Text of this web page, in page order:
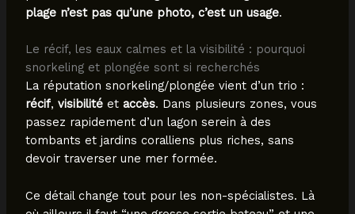
plage n’est pas qu’une photo, c’est un usage.
Le récif, les eaux calmes et la visibilité : pourquoi
snorkeling et plongée sont si recherchés
La réputation snorkeling/plongée vient d’un trio :
récif, visibilitéet accès. Dans plusieurs zones, vous
passez rapidement d’un lagon serein à des
tombants et jardins coralliens plus riches, sans
devoir traverser une mer formée.
Ce détail change tout pour les non-spécialistes. Là